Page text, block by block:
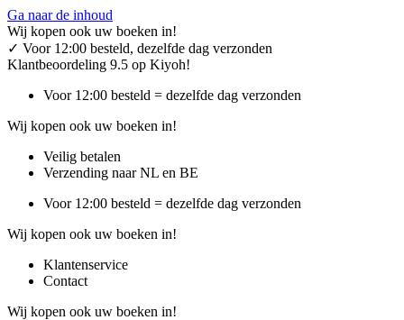
Ga naar de inhoud
Wij kopen ook uw boeken in!
✓ Voor 12:00 besteld, dezelfde dag verzonden
Klantbeoordeling 9.5 op Kiyoh!
Voor 12:00 besteld = dezelfde dag verzonden
Wij kopen ook uw boeken in!
Veilig betalen
Verzending naar NL en BE
Voor 12:00 besteld = dezelfde dag verzonden
Wij kopen ook uw boeken in!
Klantenservice
Contact
Wij kopen ook uw boeken in!